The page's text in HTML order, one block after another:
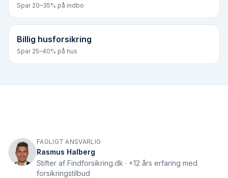
Spar 20–35% på indbo
Billig husforsikring
Spar 25–40% på hus
FAGLIGT ANSVARLIG
Rasmus Halberg
Stifter af Findforsikring.dk · +12 års erfaring med
forsikringstilbud